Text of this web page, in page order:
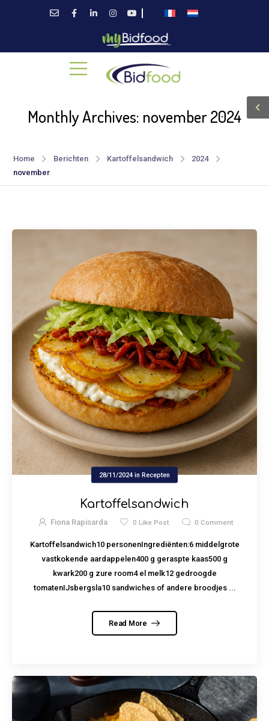
Monthly Archives: november 2024
Home Berichten Kartoffelsandwich
2024
november
28/11/2024 in Recepten
Kartoffelsandwich
Fiona Rapisarda 0 Like Post 0 Comment
Kartoffelsandwich10 personenIngrediënten:6 middelgrote
vastkokende aardappelen400 g geraspte kaas500 g
kwark200 g zure room4 el melk12 gedroogde
tomatenIJsbergsla10 sandwiches of andere broodjes ...
Read More